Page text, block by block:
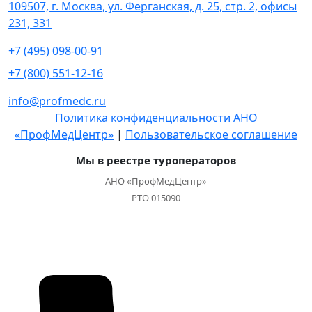
109507, г. Москва, ул. Ферганская, д. 25, стр. 2, офисы
231, 331
+7 (495) 098-00-91
+7 (800) 551-12-16
info@profmedc.ru
Политика конфиденциальности АНО
«ПрофМедЦентр» | Пользовательское соглашение
Мы в реестре туроператоров
АНО «ПрофМедЦентр»
РТО 015090